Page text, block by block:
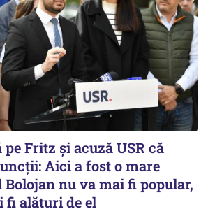
Fritz și acuză USR că
Aici a fost o mare
Bolojan nu va mai fi popular,
fi alături de el